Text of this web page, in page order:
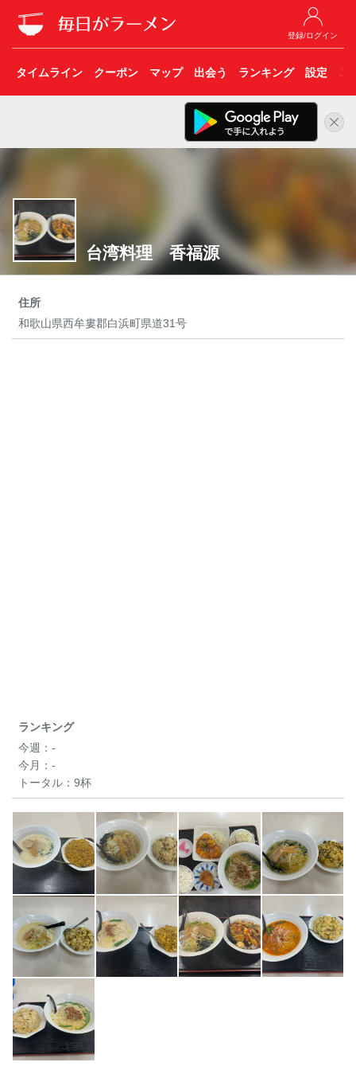
登録/ログイン
タイムライン クーポン マップ 出会う ランキング 設定 こ
台湾料理 香福源
住所
和歌山県西牟婁郡白浜町県道31号
ランキング
今週： -
今月： -
トータル： 9杯